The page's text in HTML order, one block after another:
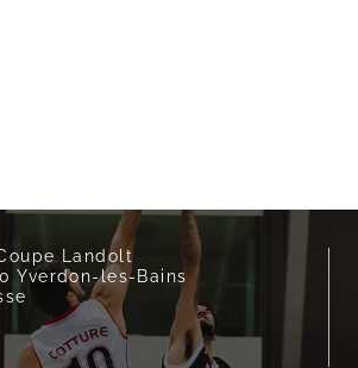
Landolt
Yverdon-les-Bains